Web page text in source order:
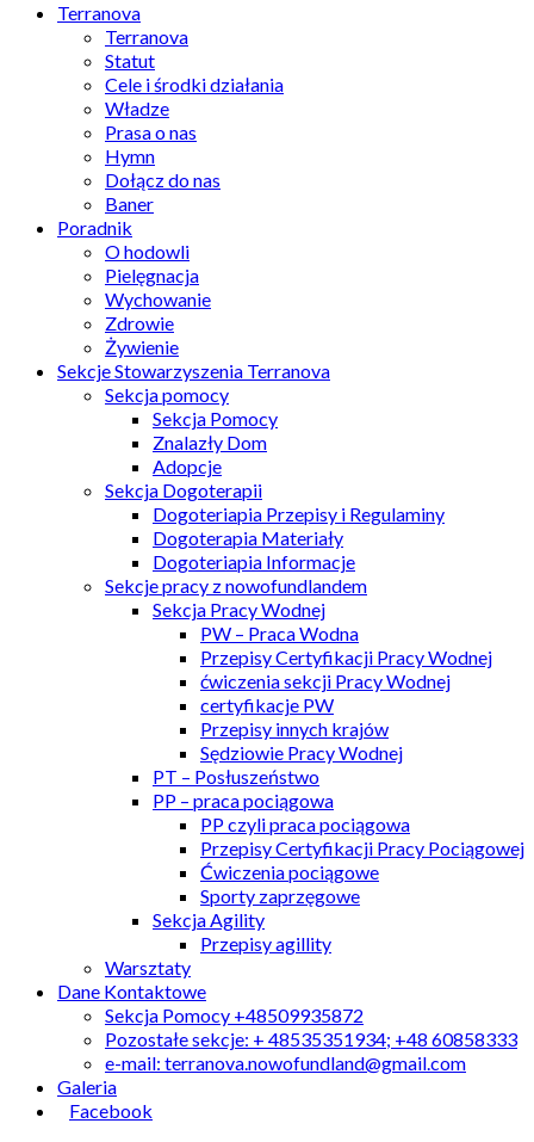
Terranova
Terranova
Statut
Cele i środki działania
Władze
Prasa o nas
Hymn
Dołącz do nas
Baner
Poradnik
O hodowli
Pielęgnacja
Wychowanie
Zdrowie
Żywienie
Sekcje Stowarzyszenia Terranova
Sekcja pomocy
Sekcja Pomocy
Znalazły Dom
Adopcje
Sekcja Dogoterapii
Dogoteriapia Przepisy i Regulaminy
Dogoterapia Materiały
Dogoteriapia Informacje
Sekcje pracy z nowofundlandem
Sekcja Pracy Wodnej
PW – Praca Wodna
Przepisy Certyfikacji Pracy Wodnej
ćwiczenia sekcji Pracy Wodnej
certyfikacje PW
Przepisy innych krajów
Sędziowie Pracy Wodnej
PT – Posłuszeństwo
PP – praca pociągowa
PP czyli praca pociągowa
Przepisy Certyfikacji Pracy Pociągowej
Ćwiczenia pociągowe
Sporty zaprzęgowe
Sekcja Agility
Przepisy agillity
Warsztaty
Dane Kontaktowe
Sekcja Pomocy +48509935872
Pozostałe sekcje: + 48535351934; +48 60858333
e-mail: terranova.nowofundland@gmail.com
Galeria
Facebook